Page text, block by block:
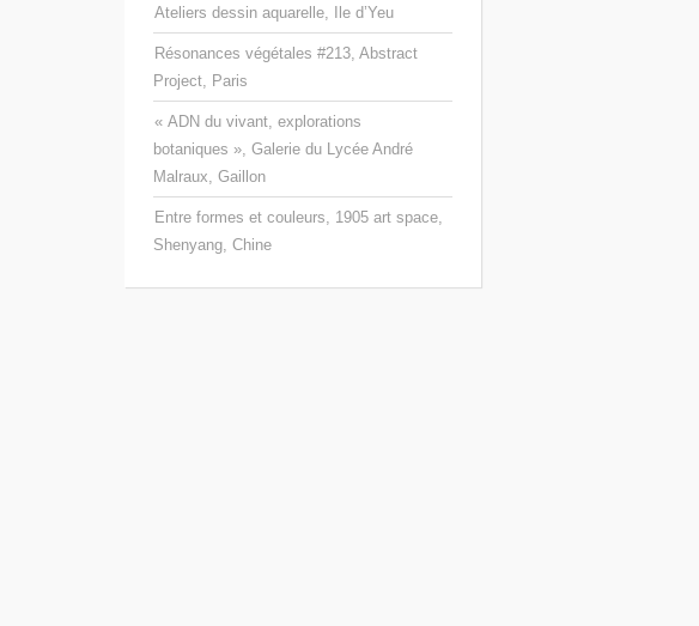
Ateliers dessin aquarelle, Ile d’Yeu
Résonances végétales #213, Abstract
Project, Paris
« ADN du vivant, explorations
botaniques », Galerie du Lycée André
Malraux, Gaillon
Entre formes et couleurs, 1905 art space,
Shenyang, Chine